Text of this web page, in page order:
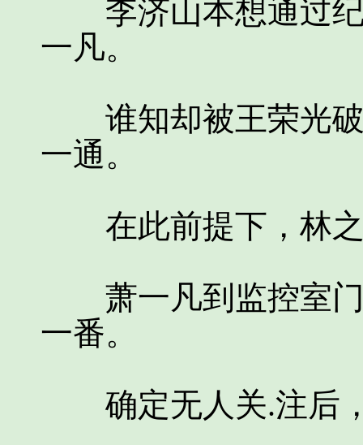
李济山本想通过纪
一凡。
谁知却被王荣光破
一通。
在此前提下，林之
萧一凡到监控室门
一番。
确定无人关.注后